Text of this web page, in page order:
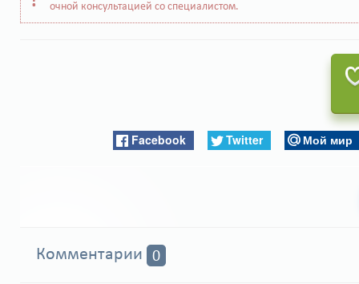
очной консультацией со специалистом.
Facebook Twitter Мой мир
Комментарии 0